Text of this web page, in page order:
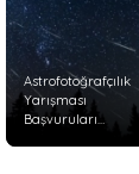
Astrofotoğrafçılık
Yarışması
Başvuruları